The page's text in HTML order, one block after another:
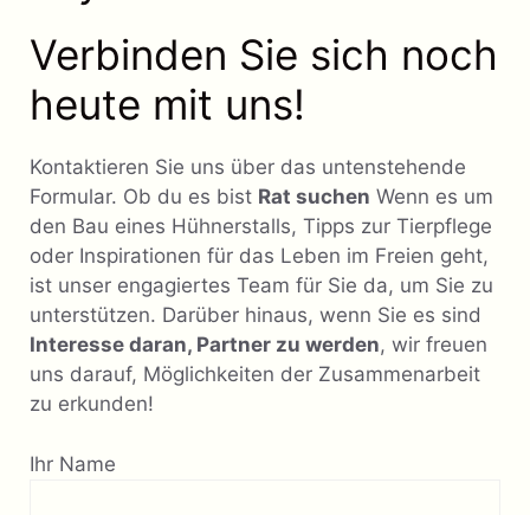
Verbinden Sie sich noch
heute mit uns!
Kontaktieren Sie uns über das untenstehende
Formular. Ob du es bist Rat suchen Wenn es um
den Bau eines Hühnerstalls, Tipps zur Tierpflege
oder Inspirationen für das Leben im Freien geht,
ist unser engagiertes Team für Sie da, um Sie zu
unterstützen. Darüber hinaus, wenn Sie es sind
Interesse daran, Partner zu werden, wir freuen
uns darauf, Möglichkeiten der Zusammenarbeit
zu erkunden!
Ihr Name